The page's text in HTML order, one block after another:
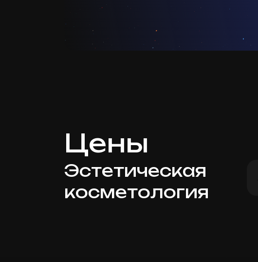
Цены
Эстетическая
косметология